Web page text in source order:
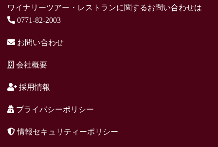
ワイナリーツアー・レストランに関するお問い合わせは
0771-82-2003
お問い合わせ
会社概要
採用情報
プライバシーポリシー
情報セキュリティーポリシー